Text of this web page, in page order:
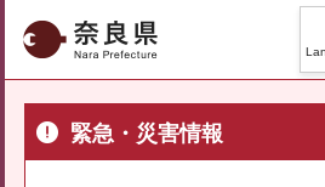
奈良県
緊急・災害情報